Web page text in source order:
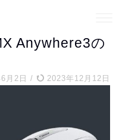
Anywhere3の
月2日 / 2023年12月12日